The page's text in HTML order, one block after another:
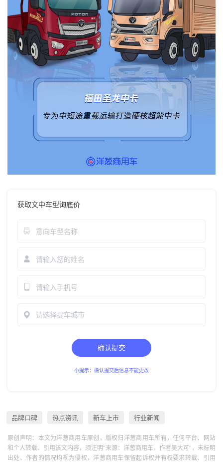
获取文中车型询底价
请选择提车城市
确认提交
小提示：确认提交后信息不能更改
品牌口碑 热点资讯 新车上市 行业新闻
原创声明：本文为洋葱商用车原创，版权归洋葱商用车所有，任何平台、网站
和个人转载、引用该文内容，须注明“来源：洋葱商用车，作者吴大可”，未标明
出处、作者的情况均视为侵权，洋葱商用车保留起诉权并有权要求转载、引用